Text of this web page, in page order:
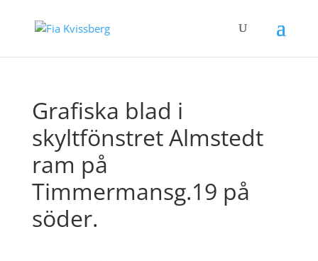
Grafiska blad i
skyltfönstret Almstedt
ram på
Timmermansg.19 på
söder.